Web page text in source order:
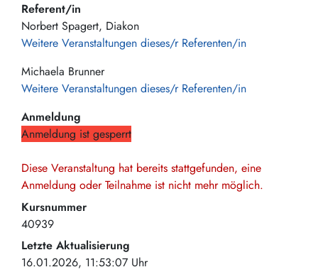
Referent/in
Norbert Spagert, Diakon
Weitere Veranstaltungen dieses/r Referenten/in
Michaela Brunner
Weitere Veranstaltungen dieses/r Referenten/in
Anmeldung
Anmeldung ist gesperrt
Diese Veranstaltung hat bereits stattgefunden, eine
Anmeldung oder Teilnahme ist nicht mehr möglich.
Kursnummer
40939
Letzte Aktualisierung
16.01.2026, 11:53:07 Uhr